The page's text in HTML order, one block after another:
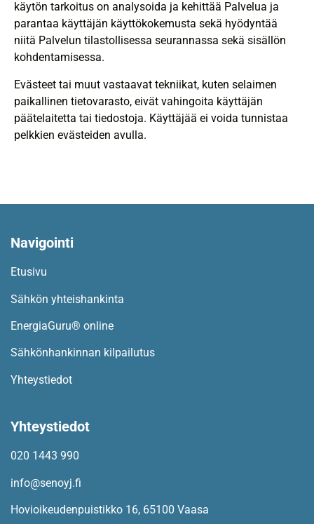
käytön tarkoitus on analysoida ja kehittää Palvelua ja
parantaa käyttäjän käyttökokemusta sekä hyödyntää
niitä Palvelun tilastollisessa seurannassa sekä sisällön
kohdentamisessa.
Evästeet tai muut vastaavat tekniikat, kuten selaimen
paikallinen tietovarasto, eivät vahingoita käyttäjän
päätelaitetta tai tiedostoja. Käyttäjää ei voida tunnistaa
pelkkien evästeiden avulla.
Navigointi​
Etusivu
Sähkön yhteishankinta
EnergiaGuru® online
Sähkönhankinnan kilpailutus
Yhteystiedot
Yhteystiedot
020 1443 990
info@senoyj.fi
Hovioikeudenpuistikko 16, 65100 Vaasa